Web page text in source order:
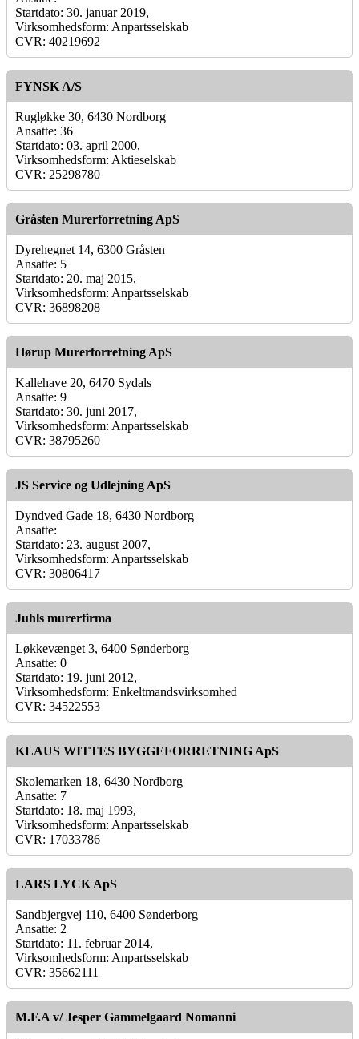
Startdato: 30. januar 2019,
Virksomhedsform: Anpartsselskab
CVR: 40219692
FYNSK A/S
Rugløkke 30, 6430 Nordborg
Ansatte: 36
Startdato: 03. april 2000,
Virksomhedsform: Aktieselskab
CVR: 25298780
Gråsten Murerforretning ApS
Dyrehegnet 14, 6300 Gråsten
Ansatte: 5
Startdato: 20. maj 2015,
Virksomhedsform: Anpartsselskab
CVR: 36898208
Hørup Murerforretning ApS
Kallehave 20, 6470 Sydals
Ansatte: 9
Startdato: 30. juni 2017,
Virksomhedsform: Anpartsselskab
CVR: 38795260
JS Service og Udlejning ApS
Dyndved Gade 18, 6430 Nordborg
Ansatte:
Startdato: 23. august 2007,
Virksomhedsform: Anpartsselskab
CVR: 30806417
Juhls murerfirma
Løkkevænget 3, 6400 Sønderborg
Ansatte: 0
Startdato: 19. juni 2012,
Virksomhedsform: Enkeltmandsvirksomhed
CVR: 34522553
KLAUS WITTES BYGGEFORRETNING ApS
Skolemarken 18, 6430 Nordborg
Ansatte: 7
Startdato: 18. maj 1993,
Virksomhedsform: Anpartsselskab
CVR: 17033786
LARS LYCK ApS
Sandbjergvej 110, 6400 Sønderborg
Ansatte: 2
Startdato: 11. februar 2014,
Virksomhedsform: Anpartsselskab
CVR: 35662111
M.F.A v/ Jesper Gammelgaard Nomanni